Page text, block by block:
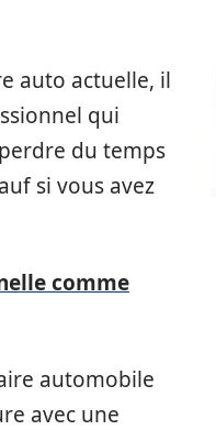
auto actuelle, il
qui
du temps
si vous avez
comme
automobile
avec une